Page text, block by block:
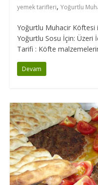
yemek tarifleri, Yoğurtlu
Yoğurtlu Muhacir Köftesi
Yoğurtlu Sosu İçin: Üzeri
Tarifi : Köfte
Devam